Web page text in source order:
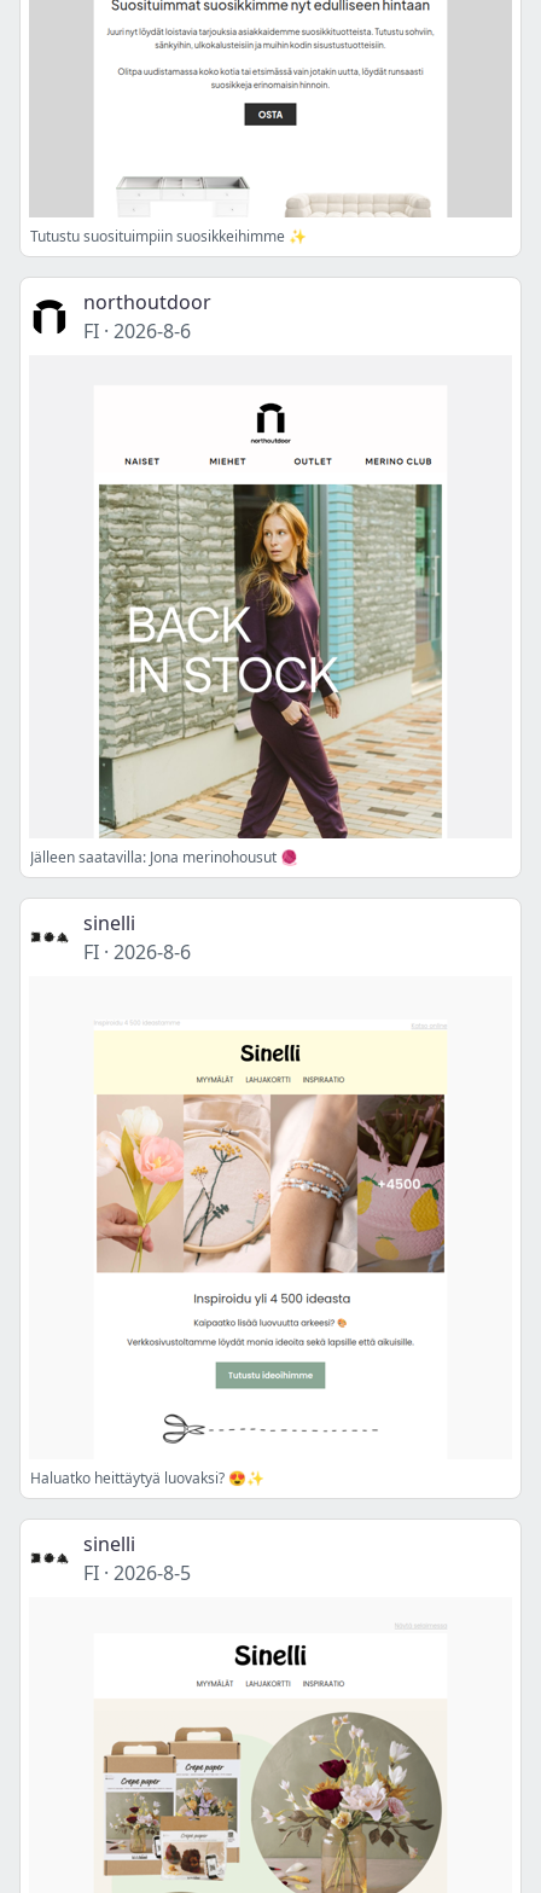
Tutustu suosituimpiin suosikkeihimme ✨
northoutdoor
FI · 2026-8-6
Jälleen saatavilla: Jona merinohousut 🧶
sinelli
FI · 2026-8-6
Haluatko heittäytyä luovaksi? 😍✨
sinelli
FI · 2026-8-5